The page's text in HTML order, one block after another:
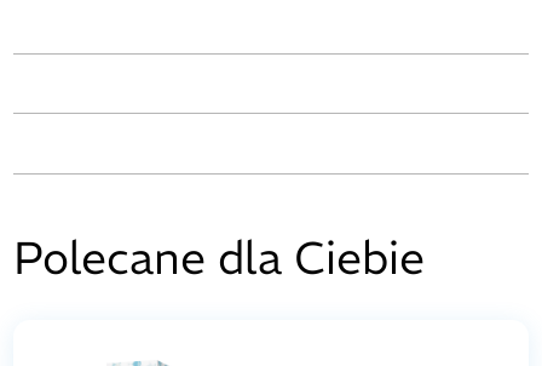
Polecane dla Ciebie